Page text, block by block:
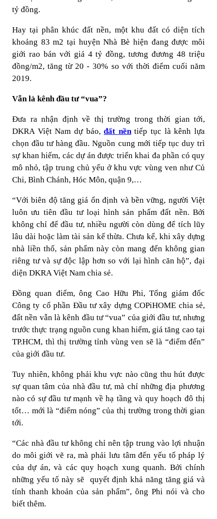
tỷ đồng.
Hay tại phân khúc đất nền, một khu đất có diện tích
khoảng 83 m2 tại huyện Nhà Bè hiện đang được môi
giới rao bán với giá 4 tỷ đồng, tương đương 48 triệu
đồng/m2, tăng từ 20 - 30% so với thời điểm cuối năm
2019.
Vẫn là kênh đầu tư “vua”?
Đưa ra nhận định về thị trường trong thời gian tới,
DKRA Việt Nam dự báo,đất nềntiếp tục là kênh lựa
chọn đầu tư hàng đầu. Nguồn cung mới tiếp tục duy trì
sự khan hiếm, các dự án được triển khai đa phần có quy
mô nhỏ, tập trung chủ yếu ở khu vực vùng ven như Củ
Chi, Bình Chánh, Hóc Môn, quận 9,…
“Với biên độ tăng giá ổn định và bền vững, người Việt
luôn ưu tiên đầu tư loại hình sản phẩm đất nền. Bởi
không chỉ để đầu tư, nhiều người còn dùng để tích lũy
lâu dài hoặc làm tài sản kế thừa. Chưa kể, khi xây dựng
nhà liền thổ, sản phẩm này còn mang đến không gian
riêng tư và sự độc lập hơn so với lại hình căn hộ”, đại
diện DKRA Việt Nam chia sẻ.
Đồng quan điểm, ông Cao Hữu Phi, Tổng giám đốc
Công ty cổ phần Đầu tư xây dựng COPiHOME chia sẻ,
đất nền vẫn là kênh đầu tư “vua” của giới đầu tư, nhưng
trước thực trạng nguồn cung khan hiếm, giá tăng cao tại
TP.HCM, thì thị trường tỉnh vùng ven sẽ là “điểm đến”
của giới đầu tư.
Tuy nhiên, không phải khu vực nào cũng thu hút được
sự quan tâm của nhà đầu tư, mà chỉ những địa phương
nào có sự đầu tư mạnh về hạ tầng và quy hoạch đô thị
tốt… mới là “điểm nóng” của thị trường trong thời gian
tới.
“Các nhà đầu tư không chỉ nên tập trung vào lợi nhuận
do môi giới vẽ ra, mà phải lưu tâm đến yếu tố pháp lý
của dự án, và các quy hoạch xung quanh. Bởi chính
những yếu tố này sẽ quyết định khả năng tăng giá và
tính thanh khoản của sản phẩm”, ông Phi nói và cho
biết thêm.